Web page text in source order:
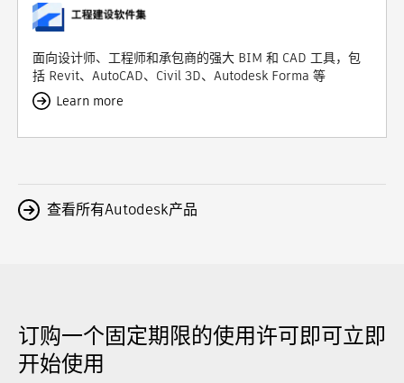
面向设计师、工程师和承包商的强大 BIM 和 CAD 工具，包
括 Revit、AutoCAD、Civil 3D、Autodesk Forma 等
Learn more
查看所有Autodesk产品
订购一个固定期限的使用许可即可立即
开始使用